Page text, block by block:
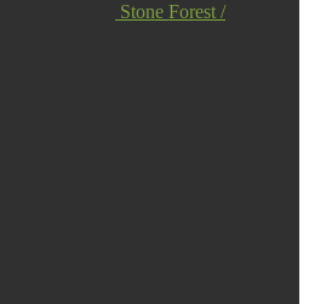
Stone Forest /